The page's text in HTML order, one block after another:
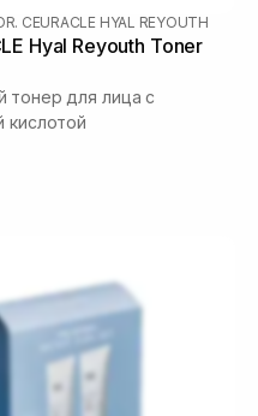
CEURACLE HYAL REYOUTH
Hyal Reyouth Toner
тонер для лица с
кислотой